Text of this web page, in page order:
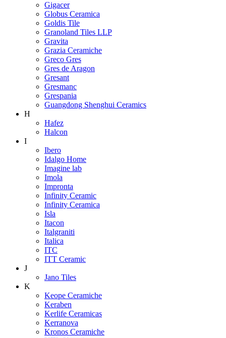
Gigacer
Globus Ceramica
Goldis Tile
Granoland Tiles LLP
Gravita
Grazia Ceramiche
Greco Gres
Gres de Aragon
Gresant
Gresmanc
Grespania
Guangdong Shenghui Ceramics
H
Hafez
Halcon
I
Ibero
Idalgo Home
Imagine lab
Imola
Impronta
Infinity Ceramic
Infinity Ceramica
Isla
Itacon
Italgraniti
Italica
ITC
ITT Ceramic
J
Jano Tiles
K
Keope Ceramiche
Keraben
Kerlife Ceramicas
Kerranova
Kronos Ceramiche